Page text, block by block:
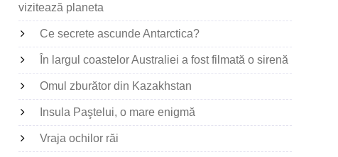
vizitează planeta
Ce secrete ascunde Antarctica?
În largul coastelor Australiei a fost filmată o sirenă
Omul zburător din Kazakhstan
Insula Paştelui, o mare enigmă
Vraja ochilor răi